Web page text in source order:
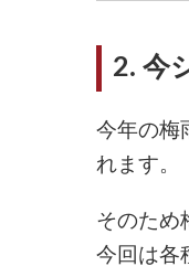
2. 今
今年の梅
れます。
そのため
今回は各